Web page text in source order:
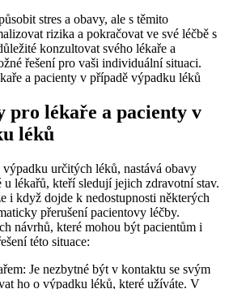
stres a obavy, ale s těmito
rizika a pokračovat ve své léčbě s
konzultovat svého lékaře a
řešení pro vaši individuální situaci.
pro lékaře a pacienty v
léků
určitých léků, nastává obavy
u lékařů, kteří sledují jejich zdravotní stav.
i když dojde k nedostupnosti některých
přerušení pacientovy léčby.
návrhů, které mohou být pacientům i
této situace:
Je nezbytné být v kontaktu se svým
ho o výpadku léků, které užíváte. V